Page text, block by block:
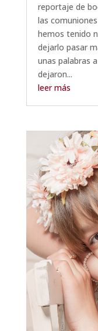
reportaje de
las
hemos tenido
dejarlo pasar
unas palabras
dejaron...
leer más